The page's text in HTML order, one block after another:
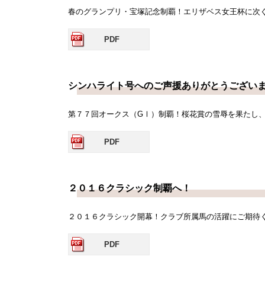
春のグランプリ・宝塚記念制覇！エリザベス女王杯に
PDF
シンハライト号へのご声援ありがとうござい
第７７回オークス（GⅠ）制覇！桜花賞の雪辱を果たし
PDF
２０１６クラシック制覇へ！
２０１６クラシック開幕！クラブ所属馬の活躍にご期待
PDF